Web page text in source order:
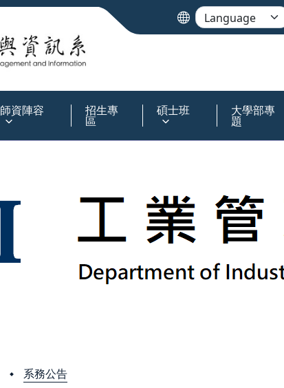
師資陣容 招生專
區
碩士班 大學部專
題
系務公告